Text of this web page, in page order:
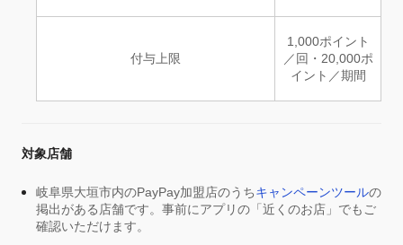
付与上限
1,000ポイント
／回・20,000ポ
イント／期間
対象店舗
岐阜県大垣市内のPayPay加盟店のうちキャンペーンツールの
掲出がある店舗です。事前にアプリの「近くのお店」でもご
確認いただけます。